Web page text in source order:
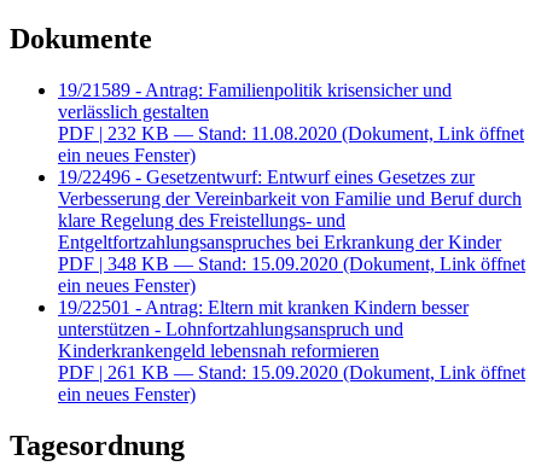
Dokumente
19/21589 - Antrag: Familienpolitik krisensicher und
verlässlich gestalten
PDF | 232 KB — Stand: 11.08.2020 (Dokument, Link öffnet
ein neues Fenster)
19/22496 - Gesetzentwurf: Entwurf eines Gesetzes zur
Verbesserung der Vereinbarkeit von Familie und Beruf durch
klare Regelung des Freistellungs- und
Entgeltfortzahlungsanspruches bei Erkrankung der Kinder
PDF | 348 KB — Stand: 15.09.2020 (Dokument, Link öffnet
ein neues Fenster)
19/22501 - Antrag: Eltern mit kranken Kindern besser
unterstützen - Lohnfortzahlungsanspruch und
Kinderkrankengeld lebensnah reformieren
PDF | 261 KB — Stand: 15.09.2020 (Dokument, Link öffnet
ein neues Fenster)
Tagesordnung